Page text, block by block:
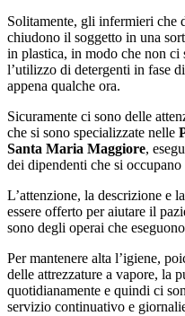
Solitamente, gli infermieri che
chiudono il soggetto in una
in plastica, in modo che non ci
l’utilizzo di detergenti in fase
appena qualche ora.
Sicuramente ci sono delle
che si sono specializzate nelle
Santa Maria Maggiore,
dei dipendenti che si
L’attenzione, la descrizione e
essere offerto per aiutare il
sono degli operai che
Per mantenere alta l’igiene,
delle attrezzature a vapore, la
quotidianamente e quindi ci
servizio continuativo e